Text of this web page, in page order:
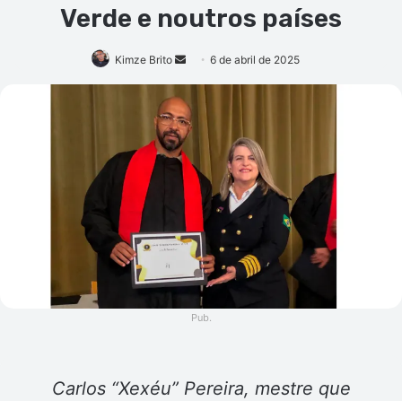
Verde e noutros países
Kimze Brito
Mande
e-
mail
6 de abril de 2025
Pub.
Carlos “Xexéu” Pereira, mestre que